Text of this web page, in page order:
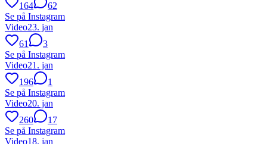
164
62
Se på Instagram
Video23. jan
61
3
Se på Instagram
Video21. jan
196
1
Se på Instagram
Video20. jan
260
17
Se på Instagram
Video18. jan